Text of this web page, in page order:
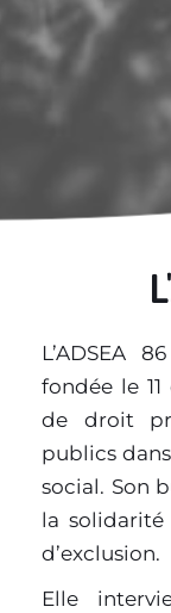
L’ADSEA
fondée le
de droit
publics
social. Son
la
d’exclusion.
Elle